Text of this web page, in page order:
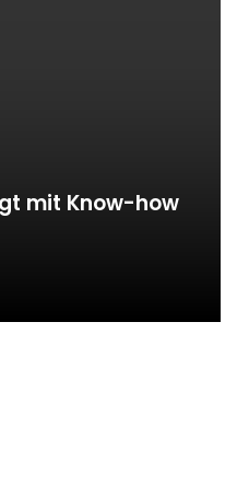
mit Know-how